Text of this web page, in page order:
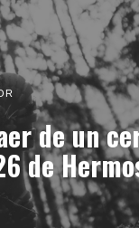
de un
de